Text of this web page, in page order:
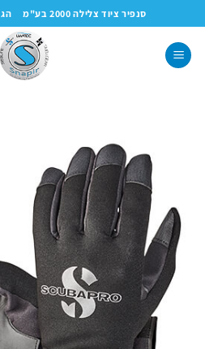
to
content
סנפיר ציוד צלילה 2000 בע"מ